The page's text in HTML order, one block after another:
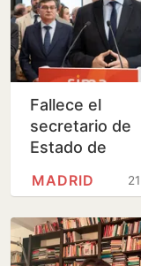
Fallece el
secretario de
Estado de
Lucas, a los 58
MADRID